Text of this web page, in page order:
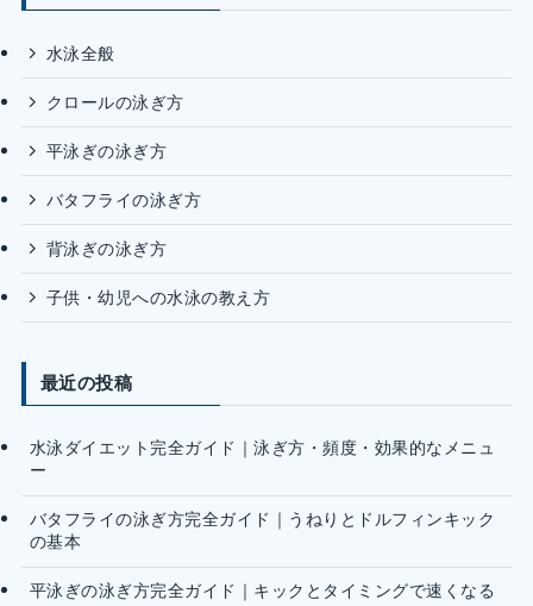
水泳全般
クロールの泳ぎ方
平泳ぎの泳ぎ方
バタフライの泳ぎ方
背泳ぎの泳ぎ方
子供・幼児への水泳の教え方
最近の投稿
水泳ダイエット完全ガイド｜泳ぎ方・頻度・効果的なメニュ
ー
バタフライの泳ぎ方完全ガイド｜うねりとドルフィンキック
の基本
平泳ぎの泳ぎ方完全ガイド｜キックとタイミングで速くなる